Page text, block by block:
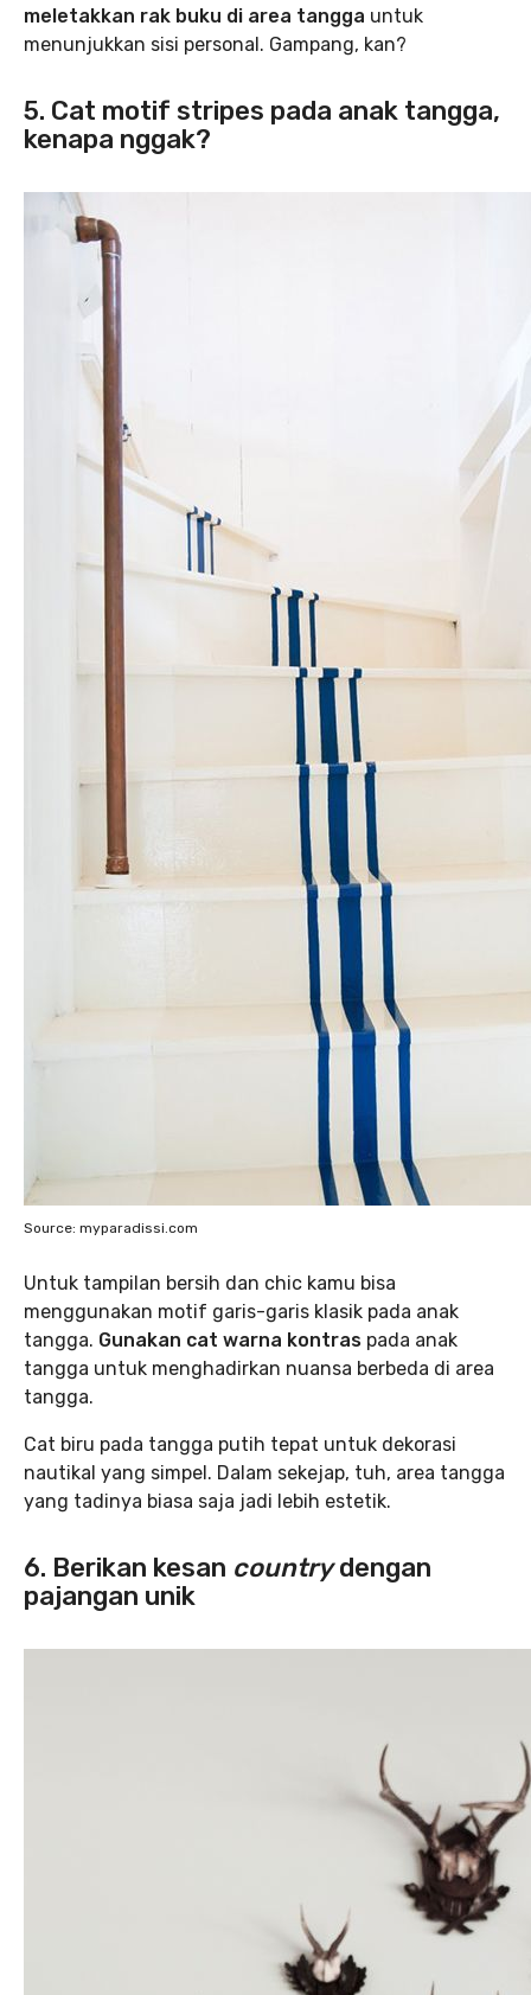
meletakkan rak buku di area tangga untuk
menunjukkan sisi personal. Gampang, kan?
5. Cat motif stripes pada anak tangga,
kenapa nggak?
Source: myparadissi.com
Untuk tampilan bersih dan chic kamu bisa
menggunakan motif garis-garis klasik pada anak
tangga. Gunakan cat warna kontras pada anak
tangga untuk menghadirkan nuansa berbeda di area
tangga.
Cat biru pada tangga putih tepat untuk dekorasi
nautikal yang simpel. Dalam sekejap, tuh, area tangga
yang tadinya biasa saja jadi lebih estetik.
6. Berikan kesan countrydengan
pajangan unik